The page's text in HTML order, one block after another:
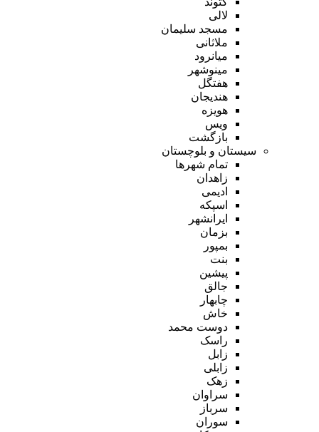
لالی
مسجد سلیمان
ملاثانی
میانرود
مینوشهر
هفتگل
هندیجان
هویزه
ویس
بازگشت
سیستان و بلوچستان
تمام شهر‌ها
زاهدان
ادیمی
اسپکه
ایرانشهر
بزمان
بمپور
بنت
پیشین
جالق
چابهار
خاش
دوست محمد
راسک
زابل
زابلی
زهک
سراوان
سرباز
سوران